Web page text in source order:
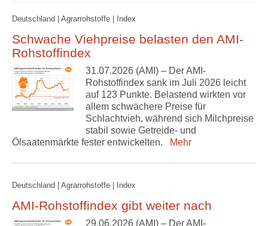
Deutschland | Agrarrohstoffe | Index
Schwache Viehpreise belasten den AMI-
Rohstoffindex
31.07.2026 (AMI) – Der AMI-
Rohstoffindex sank im Juli 2026 leicht
auf 123 Punkte. Belastend wirkten vor
allem schwächere Preise für
Schlachtvieh, während sich Milchpreise
stabil sowie Getreide- und
Ölsaatenmärkte fester entwickelten.
Mehr
Deutschland | Agrarrohstoffe | Index
AMI-Rohstoffindex gibt weiter nach
29.06.2026 (AMI) – Der AMI-